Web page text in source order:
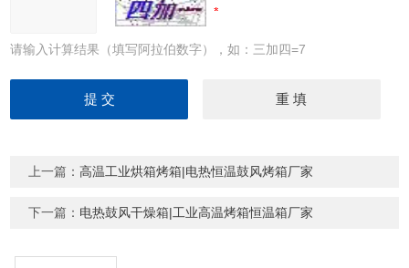
请输入计算结果（填写阿拉伯数字），如：三加四=7
上一篇：高温工业烘箱烤箱|电热恒温鼓风烤箱厂家
下一篇： 电热鼓风干燥箱|工业高温烤箱恒温箱厂家